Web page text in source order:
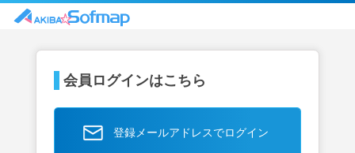
会員ログインはこちら
登録メールアドレスでログイン